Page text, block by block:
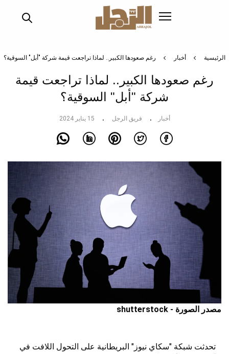
الرئيسية أخبار رغم صعودها الكبير.. لماذا تراجعت قيمة شركة "أبل" السوقية؟
رغم صعودها الكبير.. لماذا تراجعت قيمة
شركة "أبل" السوقية؟
أخبار فريق الرجل 15 يناير 2024
مصدر الصورة - shutterstock
تحدثت شبكة "سكاي نيوز" البريطانية على التحول اللافت في